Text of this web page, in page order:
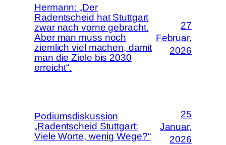
Hermann: „Der
Radentscheid hat Stuttgart
zwar nach vorne gebracht.
Aber man muss noch
ziemlich viel machen, damit
man die Ziele bis 2030
erreicht“.
27
Februar,
2026
Podiumsdiskussion
„Radentscheid Stuttgart:
Viele Worte, wenig Wege?“
25
Januar,
2026